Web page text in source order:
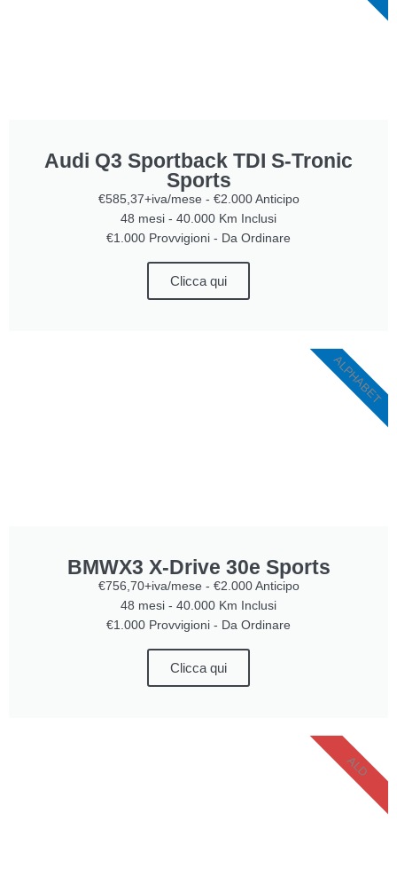
Audi Q3 Sportback TDI S-Tronic
Sports
€585,37+iva/mese - €2.000 Anticipo
48 mesi - 40.000 Km Inclusi
€1.000 Provvigioni - Da Ordinare
Clicca qui
BMWX3 X-Drive 30e Sports
€756,70+iva/mese - €2.000 Anticipo
48 mesi - 40.000 Km Inclusi
€1.000 Provvigioni - Da Ordinare
Clicca qui
ALPHABET
ALD